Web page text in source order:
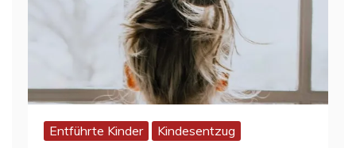
Entführte Kinder Kindesentzug